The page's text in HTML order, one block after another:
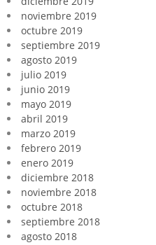
noviembre 2019
octubre 2019
septiembre 2019
agosto 2019
julio 2019
junio 2019
mayo 2019
abril 2019
marzo 2019
febrero 2019
enero 2019
diciembre 2018
noviembre 2018
octubre 2018
septiembre 2018
agosto 2018